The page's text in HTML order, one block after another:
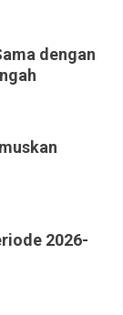
dengan
2026-